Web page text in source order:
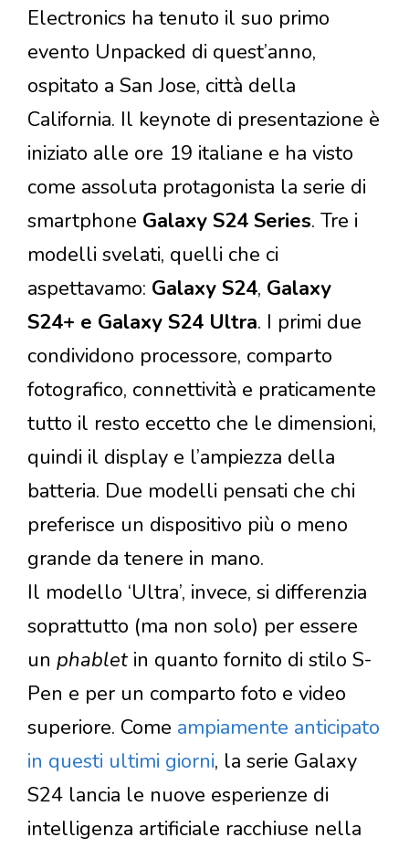
Electronics ha tenuto il suo primo
evento Unpacked di quest’anno,
ospitato a San Jose, città della
California. Il keynote di presentazione è
iniziato alle ore 19 italiane e ha visto
come assoluta protagonista la serie di
smartphone Galaxy S24 Series. Tre i
modelli svelati, quelli che ci
aspettavamo: Galaxy S24, Galaxy
S24+ e Galaxy S24 Ultra. I primi due
condividono processore, comparto
fotografico, connettività e praticamente
tutto il resto eccetto che le dimensioni,
quindi il display e l’ampiezza della
batteria. Due modelli pensati che chi
preferisce un dispositivo più o meno
grande da tenere in mano.
Il modello ‘Ultra’, invece, si differenzia
soprattutto (ma non solo) per essere
un phabletin quanto fornito di stilo S-
Pen e per un comparto foto e video
superiore. Come ampiamente anticipato
in questi ultimi giorni, la serie Galaxy
S24 lancia le nuove esperienze di
intelligenza artificiale racchiuse nella